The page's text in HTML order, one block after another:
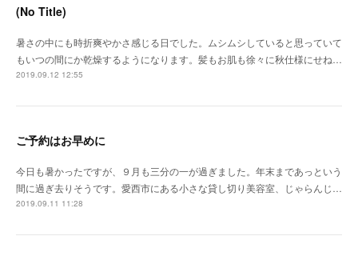
(No Title)
暑さの中にも時折爽やかさ感じる日でした。ムシムシしていると思っていて
もいつの間にか乾燥するようになります。髪もお肌も徐々に秋仕様にせね…
2019.09.12 12:55
ご予約はお早めに
今日も暑かったですが、９月も三分の一が過ぎました。年末まであっという
間に過ぎ去りそうです。愛西市にある小さな貸し切り美容室、じゃらんじ…
2019.09.11 11:28